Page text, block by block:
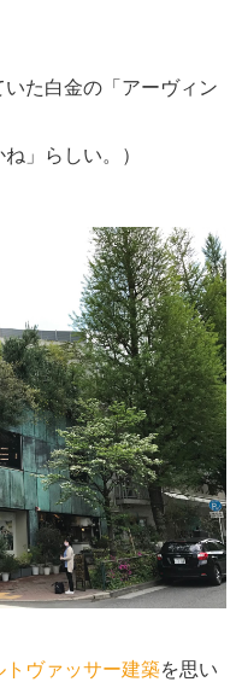
た白金の「アーヴィン
」らしい。）
トヴァッサー建築を思い